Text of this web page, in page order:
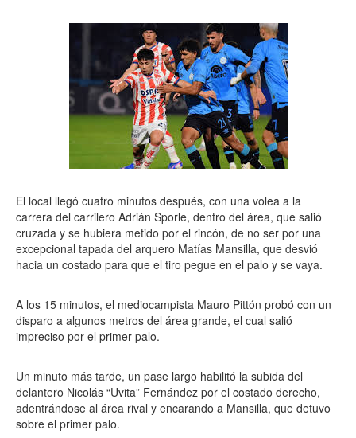
El local llegó cuatro minutos después, con una volea a la
carrera del carrilero Adrián Sporle, dentro del área, que salió
cruzada y se hubiera metido por el rincón, de no ser por una
excepcional tapada del arquero Matías Mansilla, que desvió
hacia un costado para que el tiro pegue en el palo y se vaya.
A los 15 minutos, el mediocampista Mauro Pittón probó con un
disparo a algunos metros del área grande, el cual salió
impreciso por el primer palo.
Un minuto más tarde, un pase largo habilitó la subida del
delantero Nicolás “Uvita” Fernández por el costado derecho,
adentrándose al área rival y encarando a Mansilla, que detuvo
sobre el primer palo.